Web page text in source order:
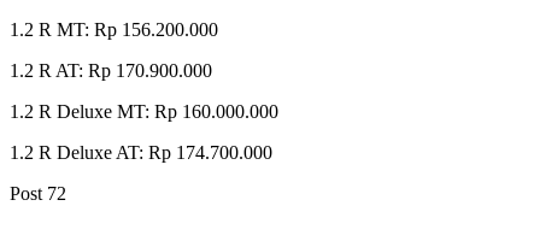
1.2 R MT: Rp 156.200.000
1.2 R AT: Rp 170.900.000
1.2 R Deluxe MT: Rp 160.000.000
1.2 R Deluxe AT: Rp 174.700.000
Post 72